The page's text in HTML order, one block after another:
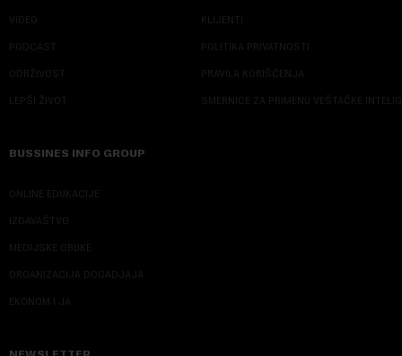
VIDEO
PODCAST
ODRŽIVOST
LEPŠI ŽIVOT
KLIJENTI
POLITIKA PRIVATNOSTI
PRAVILA KORIŠĆENJA
SMERNICE ZA PRIMENU VEŠTAČKE
BUSSINES INFO GROUP
ONLINE EDUKACIJE
IZDAVAŠTVO
MEDIJSKE OBUKE
ORGANIZACIJA DOGADJAJA
EKONOM I JA